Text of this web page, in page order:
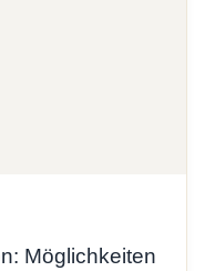
Möglichkeiten